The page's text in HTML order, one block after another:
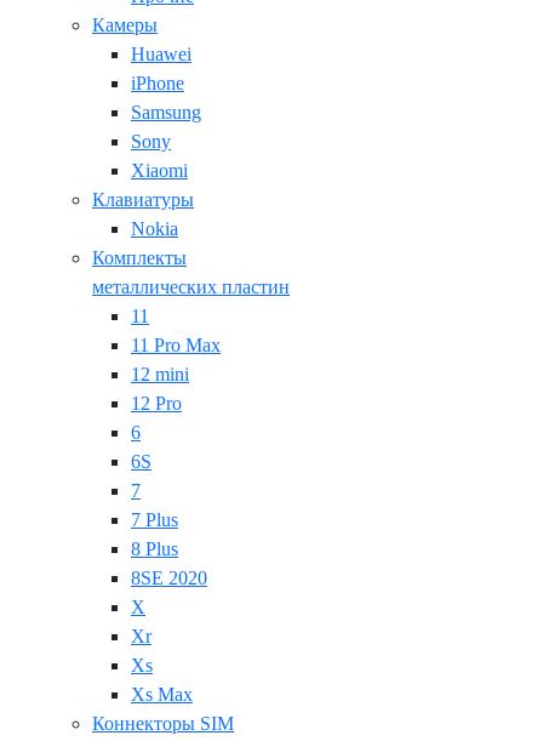
Камеры
Huawei
iPhone
Samsung
Sony
Xiaomi
Клавиатуры
Nokia
Комплекты
металлических пластин
11
11 Pro Max
12 mini
12 Pro
6
6S
7
7 Plus
8 Plus
8SE 2020
X
Xr
Xs
Xs Max
Коннекторы SIM